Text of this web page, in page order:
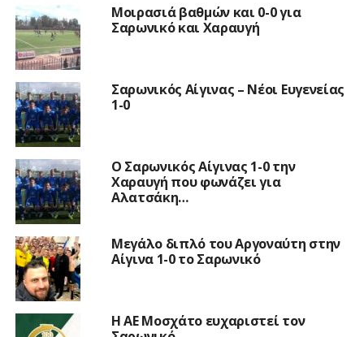
Μοιρασιά βαθμών και 0-0 για
Σαρωνικό και Χαραυγή
Σαρωνικός Αίγινας – Νέοι Ευγενείας
1-0
Ο Σαρωνικός Αίγινας 1-0 την
Χαραυγή που φωνάζει για
Αλατσάκη…
Μεγάλο διπλό του Αργοναύτη στην
Αίγινα 1-0 το Σαρωνικό
Η ΑΕ Μοσχάτο ευχαριστεί τον